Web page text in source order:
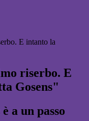
E intanto la
riserbo. E
Gosens"
a un passo